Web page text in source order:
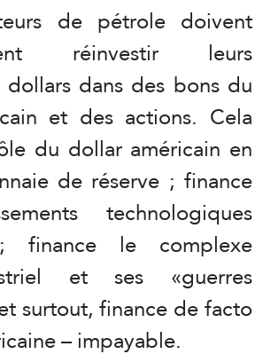
de pétrole doivent
réinvestir leurs
dans des bons du
et des actions. Cela
du dollar américain en
de réserve ; finance
technologiques
finance le complexe
et ses «guerres
surtout, finance de facto
– impayable.